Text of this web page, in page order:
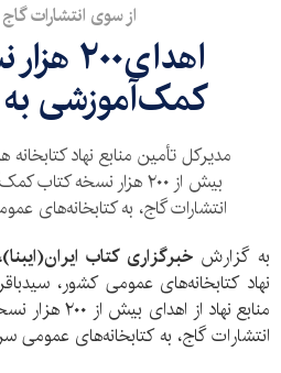
از سوی انتشارات
کمک‌آموزشی به
مدیرکل تأمین منابع نهاد
بیش از ۲۰۰ هزار نسخه
انتشارات گاج، به کتابخانه‌های
به گزارشخبرگزاری کتاب
نهاد کتابخانه‌های عمومی کشور،
منابع نهاد
انتشارات گاج، به کتابخانه‌های عمومی